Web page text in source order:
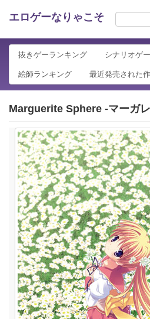
エロゲーなりゃこそ
抜きゲーランキング シナリオゲ
絵師ランキング 最近発売された
Marguerite Sphere -マーガ